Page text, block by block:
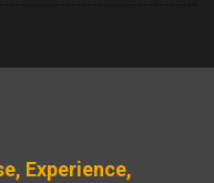
Experience,